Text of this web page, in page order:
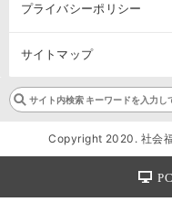
プライバシーポリシー
サイトマップ
Copyright 2020. 社会